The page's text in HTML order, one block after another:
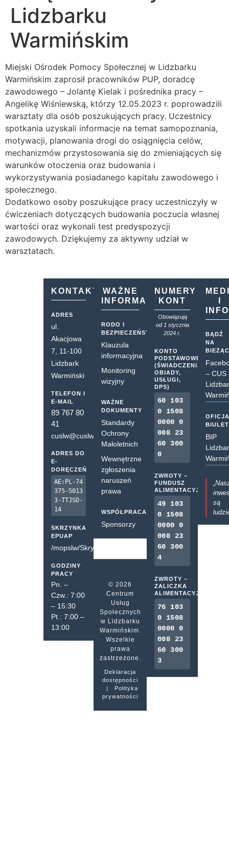
Lidzbarku
Warmińskim
Miejski Ośrodek Pomocy Społecznej w Lidzbarku
Warmińskim zaprosił pracowników PUP, doradcę
zawodowego – Jolantę Kielak i pośrednika pracy –
Angelikę Wiśniewską, którzy 12.05.2023 r. poprowadzili
warsztaty dla osób poszukujących pracy. Uczestnicy
spotkania uzyskali informacje na temat samopoznania,
motywacji, planowania drogi do osiągnięcia celów,
mechanizmów przystosowania się do zmieniających się
warunków otoczenia oraz budowania i
wykorzystywania posiadanego kapitału zawodowego i
społecznego.
Dodatkowo osoby poszukujące pracy uczestniczyły w
ćwiczeniach dotyczących budowania poczucia własnej
wartości oraz wykonali test predyspozycji
zawodowych. Dziękujemy za aktywny udział w
warsztatach.
KONTAKT
ADRES
ul.
Akacjowa
7, 11-100
Lidzbark
Warmiński
TELEFON I
E-MAIL
89 767 80
41
cuslw@cuslw.pl
ADRES DO
E-
DORĘCZEŃ
AE:PL-74
375-5013
3-TTJSD-
14
SKRZYNKA
EPUAP
/mopslw/SkrytkaESP
GODZINY
PRACY
Pn. –
Czw.: 7:00
– 15:30
Pt.: 7:00 –
13:00
WAŻNE
INFORMACJE
RODO I
BEZPIECZEŃSTWO
Klauzula
informacyjna
Monitoring
wizyjny
WAŻNE
DOKUMENTY
Standardy
Ochrony
Małoletnich
Wewnętrzne
zgłoszenia
naruszeń
prawa
WSPÓŁPRACA
Sponsorzy
© 2026
Centrum
Usług
Społecznych
w Lidzbarku
Warmińskim.
Wszelkie
prawa
zastrzeżone.
Deklaracja
dostępności
|
Polityka
prywatności
NUMERY
KONT
Obowiązują
od 1 stycznia
2024 r.
KONTO
PODSTAWOWE
(ŚWIADCZENIA,
OBIADY,
USŁUGI,
DPS)
60 103
0 1508
0000 0
008 23
60 300
0
ZWROTY –
FUNDUSZ
ALIMENTACYJNY
49 103
0 1508
0000 0
008 23
60 300
4
ZWROTY –
ZALICZKA
ALIMENTACYJNA
76 103
0 1508
0000 0
008 23
60 300
3
BĄDŹ
NA
– CUS
BIP
są